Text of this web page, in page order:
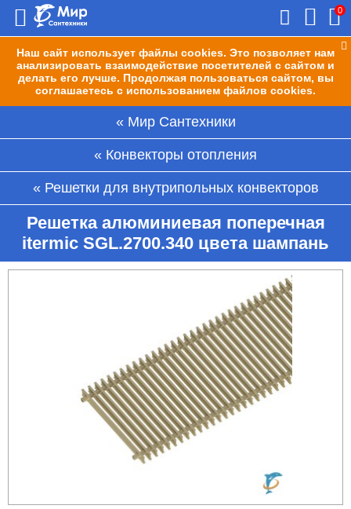
Наш сайт использует файлы cookies. Это позволяет нам
анализировать взаимодействие посетителей с сайтом и
делать его лучше. Продолжая пользоваться сайтом, вы
соглашаетесь с использованием файлов cookies.
0
Мир Сантехники
Конвекторы отопления
Решетки для внутрипольных конвекторов
Решетка алюминиевая поперечная
itermic SGL.2700.340 цвета шампань